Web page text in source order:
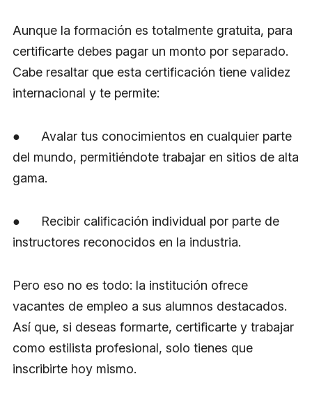
Aunque la formación es totalmente gratuita, para
certificarte debes pagar un monto por separado.
Cabe resaltar que esta certificación tiene validez
internacional y te permite:
● Avalar tus conocimientos en cualquier parte
del mundo, permitiéndote trabajar en sitios de alta
gama.
● Recibir calificación individual por parte de
instructores reconocidos en la industria.
Pero eso no es todo: la institución ofrece
vacantes de empleo a sus alumnos destacados.
Así que, si deseas formarte, certificarte y trabajar
como estilista profesional, solo tienes que
inscribirte hoy mismo.